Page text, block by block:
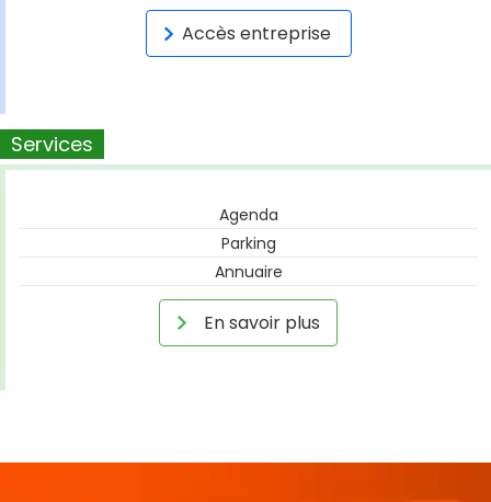
Accès entreprise
Services
Agenda
Parking
Annuaire
En savoir plus